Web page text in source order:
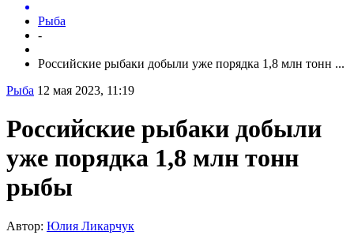
Рыба
-
Российские рыбаки добыли уже порядка 1,8 млн тонн ...
Рыба 12 мая 2023, 11:19
Российские рыбаки добыли
уже порядка 1,8 млн тонн
рыбы
Автор: Юлия Ликарчук